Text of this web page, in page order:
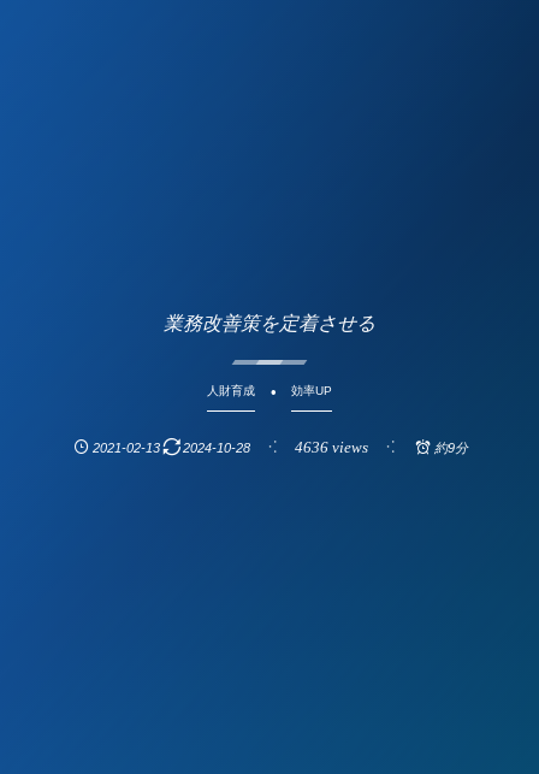
業務改善策を定着させる
人財育成 効率UP
2021-02-13 2024-10-28 4636 views 約9分